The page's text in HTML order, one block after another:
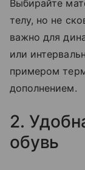
Выбирайте
телу, но не
важно для
или
примером
дополнением.
2.
обувь